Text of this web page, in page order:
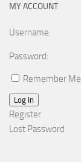
MY ACCOUNT
Username:
Password:
Remember Me
Log In
Register
Lost Password